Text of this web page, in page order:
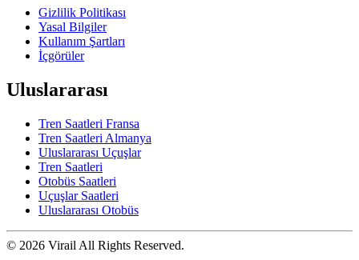
Gizlilik Politikası
Yasal Bilgiler
Kullanım Şartları
İçgörüler
Uluslararası
Tren Saatleri Fransa
Tren Saatleri Almanya
Uluslararası Uçuşlar
Tren Saatleri
Otobüs Saatleri
Uçuşlar Saatleri
Uluslararası Otobüs
© 2026 Virail All Rights Reserved.